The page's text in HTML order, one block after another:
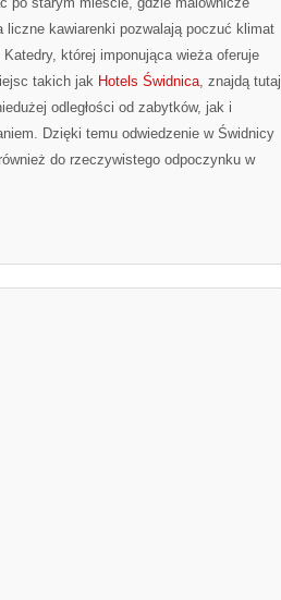
kawiarenki pozwalają poczuć klimat
której imponująca wieża oferuje
takich jak Hotels Świdnica, znajdą tutaj
odległości od zabytków, jak i
Dzięki temu odwiedzenie w Świdnicy
do rzeczywistego odpoczynku w